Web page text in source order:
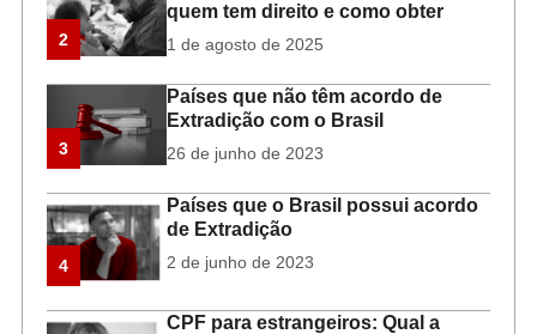
2
quem tem direito e como obter
1 de agosto de 2025
3
Países que não têm acordo de
Extradição com o Brasil
26 de junho de 2023
4
Países que o Brasil possui acordo
de Extradição
2 de junho de 2023
CPF para estrangeiros: Qual a